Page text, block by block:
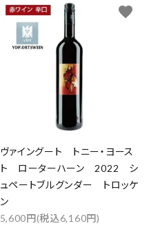
ヴァイングート トニー・ヨース
ト ローターハーン 2022 シ
ュペートブルグンダー トロッケ
ン
5,600円(税込6,160円)
favorite